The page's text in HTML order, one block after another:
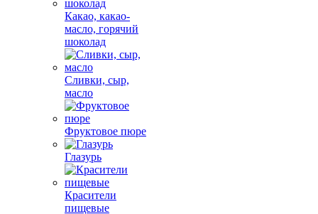
Какао, какао-
масло, горячий
шоколад
Сливки, сыр,
масло
Фруктовое пюре
Глазурь
Красители
пищевые